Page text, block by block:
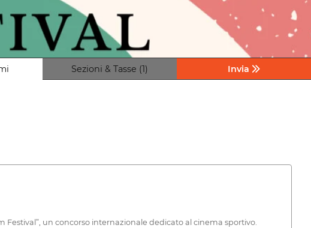
Sezioni & Tasse (1) Invia
Festival”, un concorso internazionale dedicato al cinema sportivo.